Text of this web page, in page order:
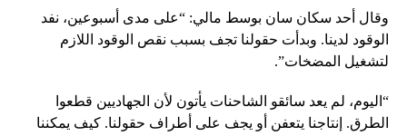
وقال أحد سكان سان بوسط مالي: “على مدى أسبوعين، نفد
الوقود لدينا. وبدأت حقولنا تجف بسبب نقص الوقود اللازم
لتشغيل المضخات”.
“اليوم، لم يعد سائقو الشاحنات يأتون لأن الجهاديين قطعوا
الطرق. إنتاجنا يتعفن أو يجف على أطراف حقولنا. كيف يمكننا